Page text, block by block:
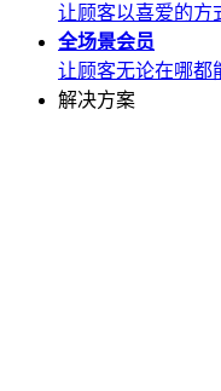
让顾客以喜爱的方
全场景会员
让顾客无论在哪都
解决方案